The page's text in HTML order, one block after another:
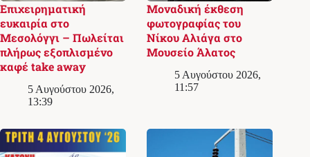
Επιχειρηματική
ευκαιρία στο
Μεσολόγγι – Πωλείται
πλήρως εξοπλισμένο
καφέ take away
5 Αυγούστου 2026,
13:39
Μοναδική έκθεση
φωτογραφίας του
Νίκου Αλιάγα στο
Μουσείο Άλατος
5 Αυγούστου 2026,
11:57